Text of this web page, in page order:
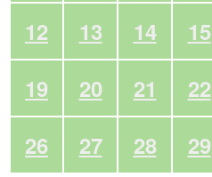
12
13 14 15
19
20 21 22
26
27 28 29